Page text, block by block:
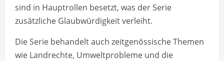
sind in Hauptrollen besetzt, was der Serie
zusätzliche Glaubwürdigkeit verleiht.
Die Serie behandelt auch zeitgenössische Themen
wie Landrechte, Umweltprobleme und die